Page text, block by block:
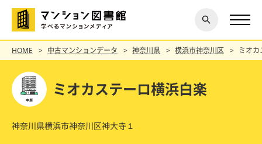
探す
閉じ
る
HOME 中古マンションデータ 神奈川県 横浜市神奈川区 ミオ
ミオカステーロ横浜白楽
神奈川県横浜市神奈川区神大寺１